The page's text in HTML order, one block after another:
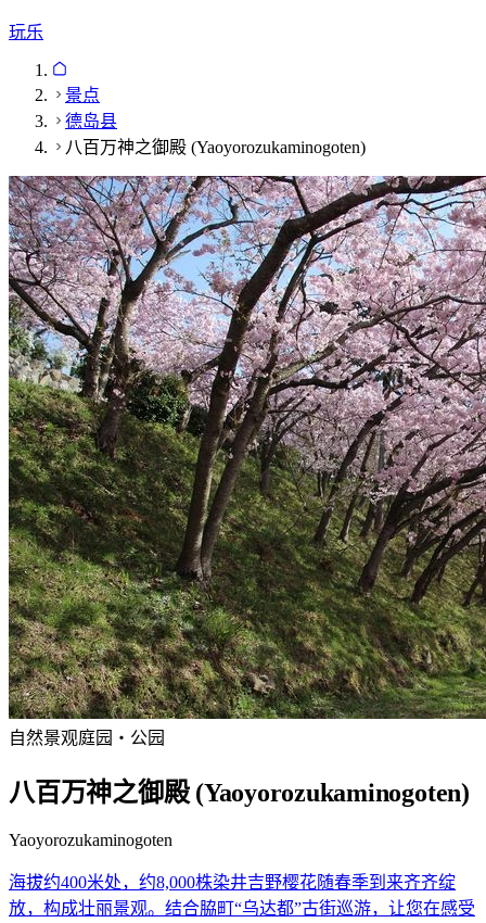
玩乐
景点
德岛县
八百万神之御殿 (Yaoyorozukaminogoten)
自然景观庭园・公园
八百万神之御殿 (Yaoyorozukaminogoten)
Yaoyorozukaminogoten
海拔约400米处，约8,000株染井吉野樱花随春季到来齐齐绽
放，构成壮丽景观。结合脇町“乌达都”古街巡游，让您在感受